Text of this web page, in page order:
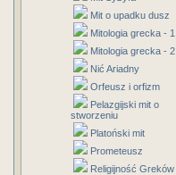
Mit o upadku dusz
Mitologia grecka - 1
Mitologia grecka - 2
Nić Ariadny
Orfeusz i orfizm
Pelazgijski mit o
stworzeniu
Platoński mit
Prometeusz
Religijność Greków